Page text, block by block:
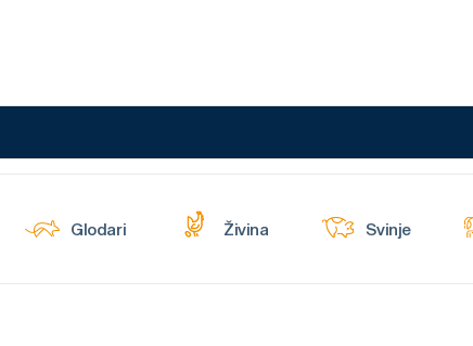
Glodari Živina Svinje